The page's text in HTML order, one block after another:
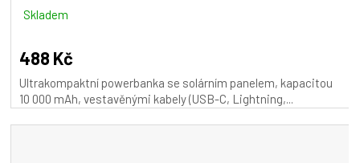
Skladem
488 Kč
Ultrakompaktní powerbanka se solárním panelem, kapacitou
10 000 mAh, vestavěnými kabely (USB-C, Lightning,...